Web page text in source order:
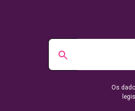
Os